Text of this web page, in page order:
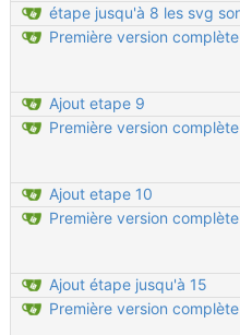
Première version complète
Ajout etape 9
Première version complète
Ajout etape 10
Première version complète
Ajout étape jusqu'à 15
Première version complète